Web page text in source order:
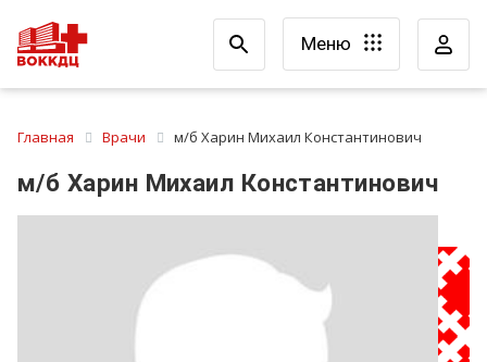
Меню
Главная Врачи м/б Харин Михаил Константинович
м/б Харин Михаил Константинович